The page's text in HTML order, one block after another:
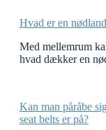
Hvad er en
Med mellemrum
hvad dækker en
Kan man påråbe
seat belts er på?